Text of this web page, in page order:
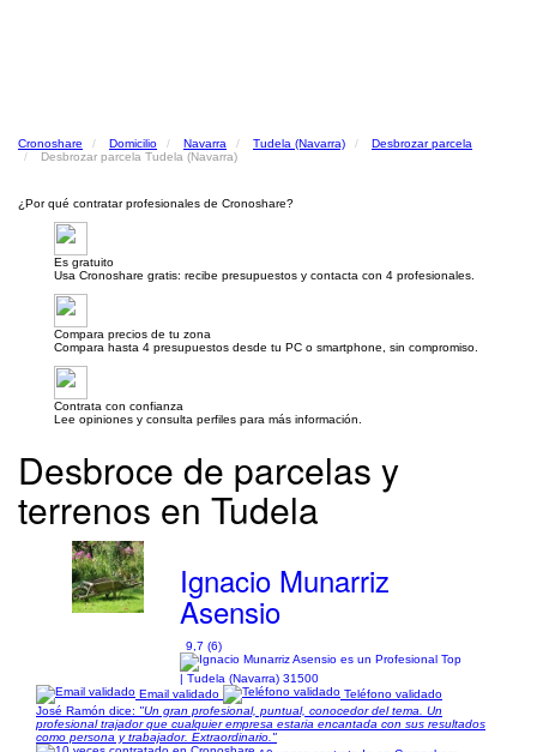
Cronoshare Domicilio Navarra Tudela (Navarra)
Desbrozar parcela
Desbrozar parcela Tudela (Navarra)
¿Por qué contratar profesionales de Cronoshare?
Es gratuito
Usa Cronoshare gratis: recibe presupuestos y contacta con 4 profesionales.
Compara precios de tu zona
Compara hasta 4 presupuestos desde tu PC o smartphone, sin compromiso.
Contrata con confianza
Lee opiniones y consulta perfiles para más información.
Desbroce de parcelas y
terrenos en Tudela
Ignacio Munarriz
Asensio
9,7 (6)
| Tudela (Navarra) 31500
Email validado
Teléfono validado
José Ramón dice: "Un gran profesional, puntual, conocedor del tema. Un
profesional trajador que cualquier empresa estaria encantada con sus resultados
como persona y trabajador. Extraordinario."